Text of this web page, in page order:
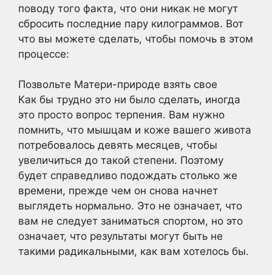
поводу того факта, что они никак не могут
сбросить последние пару килограммов. Вот
что вы можете сделать, чтобы помочь в этом
процессе:
Позвольте Матери-природе взять свое
Как бы трудно это ни было сделать, иногда
это просто вопрос терпения. Вам нужно
помнить, что мышцам и коже вашего живота
потребовалось девять месяцев, чтобы
увеличиться до такой степени. Поэтому
будет справедливо подождать столько же
времени, прежде чем он снова начнет
выглядеть нормально. Это не означает, что
вам не следует заниматься спортом, но это
означает, что результаты могут быть не
такими радикальными, как вам хотелось бы.